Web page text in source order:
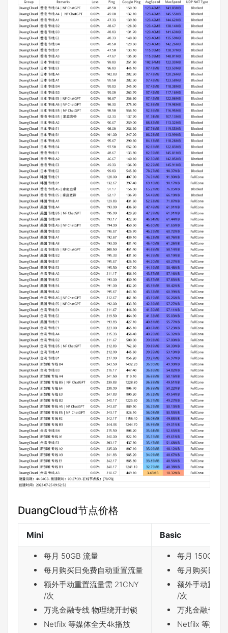
DuangCloud节点价格
Mini Basic
每月 50GB 流量
每月购买日免费自动重置流量
额外手动重置流量需 21CNY
/次
万兆金融专线 物理绕开封锁
Netfilx 等媒体全天4k播放
每月 150GB
每月购买日免
额外手动重置
/次
万兆金融专线
Netfilx 等媒体